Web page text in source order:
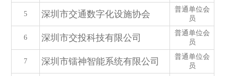
5 深圳市交通数字化设施协会
普通单位会
员
6 深圳市交投科技有限公司
普通单位会
员
7 深圳市镭神智能系统有限公司
普通单位会
员